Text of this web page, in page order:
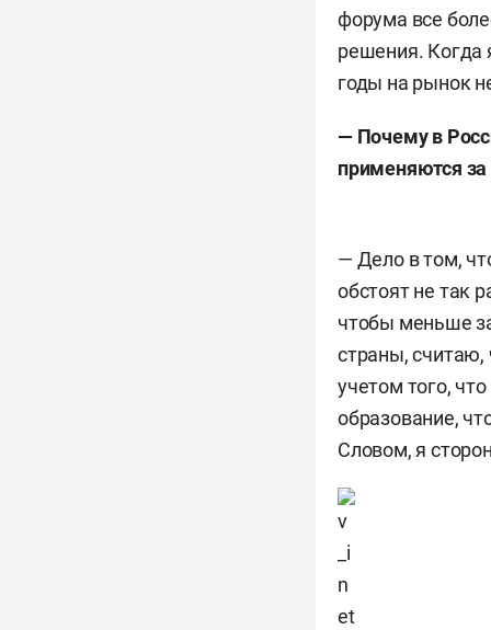
форума все
решения. Когда
годы на рынок
— Почему в
применяются за
— Дело в том,
обстоят не так
чтобы меньше
страны, считаю,
учетом того,
образование,
Словом, я